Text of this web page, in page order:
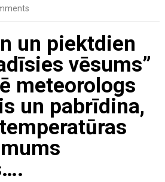
un piektdien
vēsums”
meteorologs
un pabrīdina,